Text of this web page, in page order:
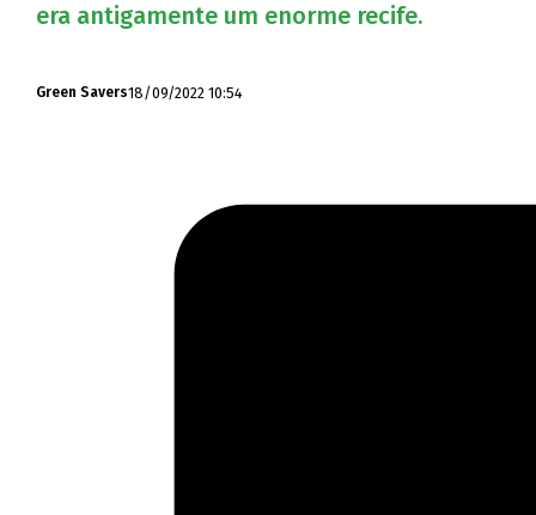
era antigamente um enorme recife.
Green Savers18/09/2022 10:54